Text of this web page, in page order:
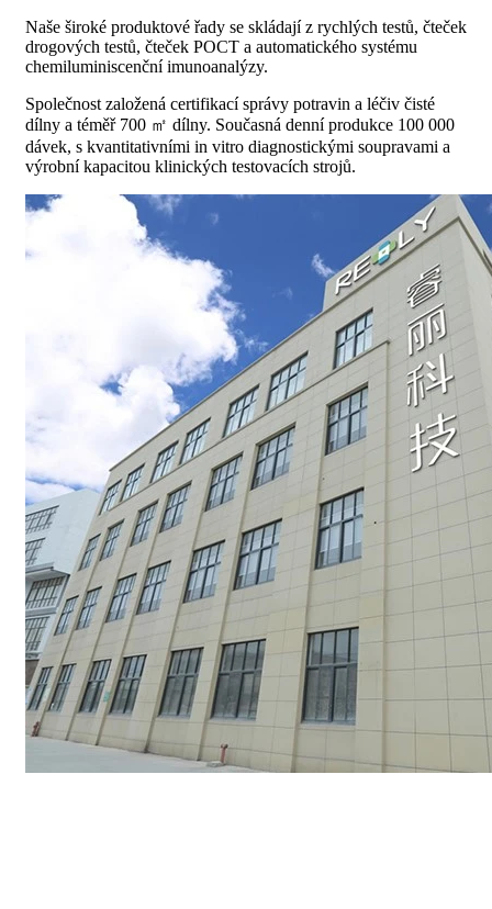
Naše široké produktové řady se skládají z rychlých testů, čteček
drogových testů, čteček POCT a automatického systému
chemiluminiscenční imunoanalýzy.
Společnost založená certifikací správy potravin a léčiv čisté
dílny a téměř 700 ㎡ dílny. Současná denní produkce 100 000
dávek, s kvantitativními in vitro diagnostickými soupravami a
výrobní kapacitou klinických testovacích strojů.